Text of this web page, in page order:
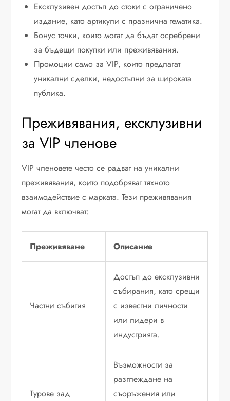
Ексклузивен достъп до стоки с ограничено
издание, като артикули с празнична тематика.
Бонус точки, които могат да бъдат осребрени
за бъдещи покупки или преживявания.
Промоции само за VIP, които предлагат
уникални сделки, недостъпни за широката
публика.
Преживявания, ексклузивни
за VIP членове
VIP членовете често се радват на уникални
преживявания, които подобряват тяхното
взаимодействие с марката. Тези преживявания
могат да включват:
Преживяване Описание
Частни събития
Достъп до ексклузивни
събирания, като срещи
с известни личности
или лидери в
индустрията.
Турове зад
Възможности за
разглеждане на
съоръжения или